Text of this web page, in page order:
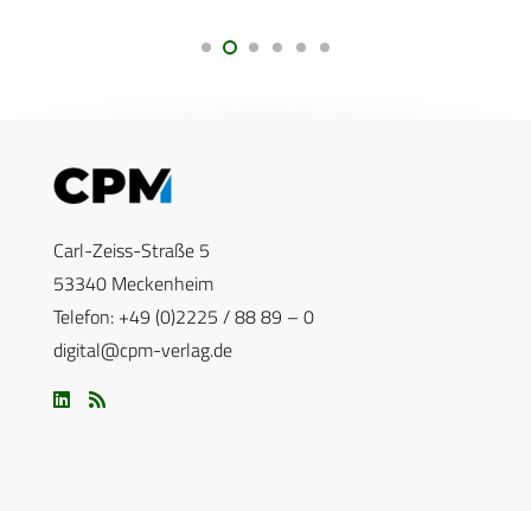
Carl-Zeiss-Straße 5
53340 Meckenheim
Telefon: +49 (0)2225 / 88 89 – 0
digital@cpm-verlag.de